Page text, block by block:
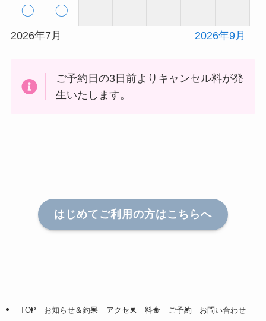
〇 〇
2026年7月 2026年9月
ご予約日の3日前よりキャンセル料が発
生いたします。
はじめてご利用の方はこちらへ
TOP お知らせ＆釣果 アクセス 料金 ご予約 お問い合わせ